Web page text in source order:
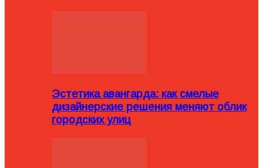
Эстетика авангарда: как смелые
дизайнерские решения меняют облик
городских улиц